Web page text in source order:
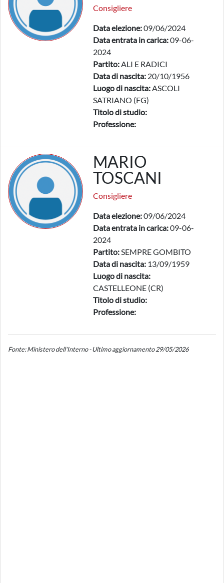
Consigliere
Data elezione:09/06/2024
Data entrata in carica:09-06-
2024
Partito:ALI E RADICI
Data di nascita: 20/10/1956
Luogo di nascita:ASCOLI
SATRIANO (FG)
Titolo di studio:
Professione:
MARIO
TOSCANI
Consigliere
Data elezione:09/06/2024
Data entrata in carica:09-06-
2024
Partito:SEMPRE GOMBITO
Data di nascita: 13/09/1959
Luogo di nascita:
CASTELLEONE (CR)
Titolo di studio:
Professione:
Fonte: Ministero dell'Interno - Ultimo aggiornamento 29/05/2026